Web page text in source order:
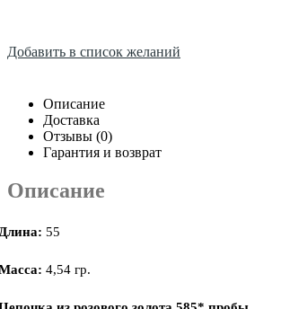
Добавить в список желаний
Описание
Доставка
Отзывы (0)
Гарантия и возврат
Описание
55
4,54 гр.